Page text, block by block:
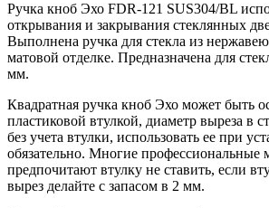
Ручка кноб Эхо FDR-121 SUS304/BL
открывания и закрывания стеклянных
Выполнена ручка для стекла из
матовой отделке. Предназначена для
мм.
Квадратная ручка кноб Эхо может быть
пластиковой втулкой, диаметр выреза в
без учета втулки, использовать ее при
обязательно. Многие профессиональные
предпочитают втулку не ставить, если
вырез делайте с запасом в 2 мм.